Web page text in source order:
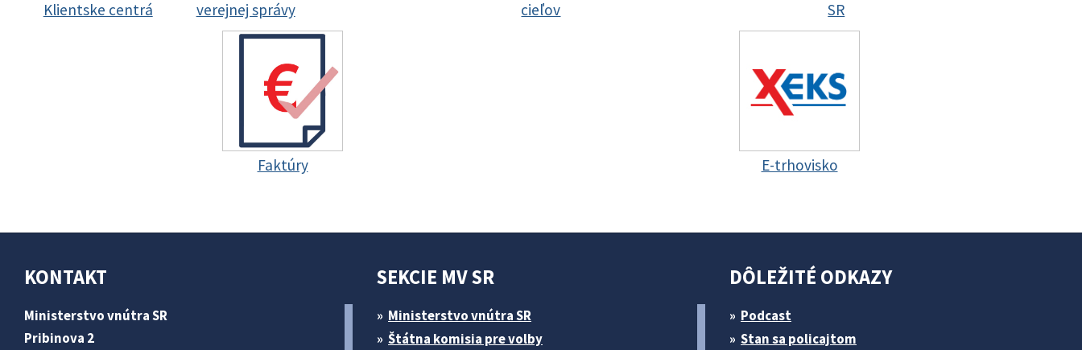
Klientske centrá
verejnej správy
cieľov
SR
Faktúry E-trhovisko
KONTAKT
Ministerstvo vnútra SR
Pribinova 2
SEKCIE MV SR
Ministerstvo vnútra SR
Štátna komisia pre volby
DÔLEŽITÉ ODKAZY
Podcast
Stan sa policajtom